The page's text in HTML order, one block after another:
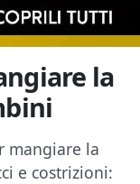
la
mangiare la
e costrizioni: